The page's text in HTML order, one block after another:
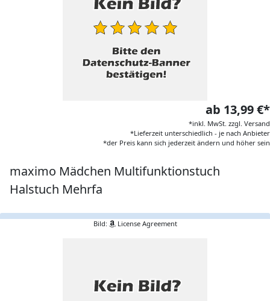
ab 13,99 €*
*inkl. MwSt. zzgl. Versand
*Lieferzeit unterschiedlich - je nach Anbieter
*der Preis kann sich jederzeit ändern und höher sein
maximo Mädchen Multifunktionstuch
Halstuch Mehrfa
Bild: License Agreement